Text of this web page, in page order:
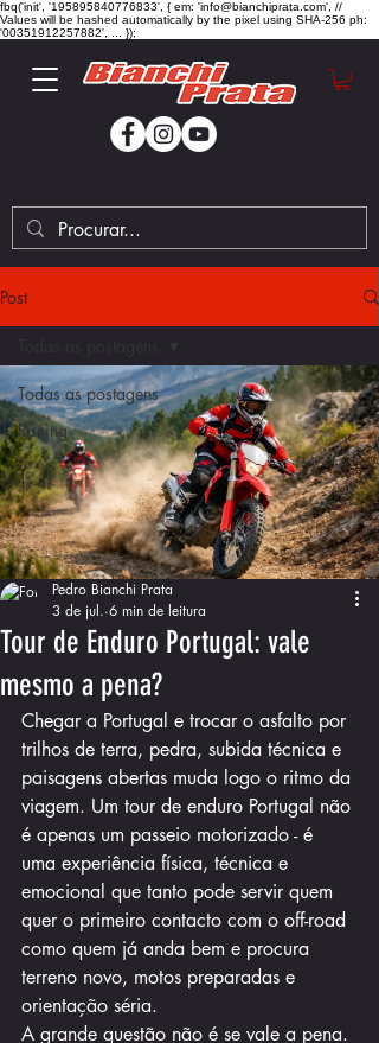
fbq('init', '195895840776833', { em: 'info@bianchiprata.com', //
Values will be hashed automatically by the pixel using SHA-256 ph:
'00351912257882', ... });
Post
Todas as postagens
Racing
Tour de Enduro Portugal: vale
mesmo a pena?
Pedro Bianchi Prata
3 de jul. 6 min de leitura
Chegar a Portugal e trocar o asfalto por
trilhos de terra, pedra, subida técnica e
paisagens abertas muda logo o ritmo da
viagem. Um tour de enduro Portugal não
é apenas um passeio motorizado - é
uma experiência física, técnica e
emocional que tanto pode servir quem
quer o primeiro contacto com o off-road
como quem já anda bem e procura
terreno novo, motos preparadas e
orientação séria.
A grande questão não é se vale a pena.